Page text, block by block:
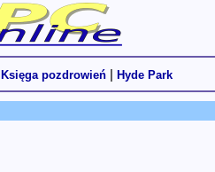
Księga pozdrowień Hyde Park